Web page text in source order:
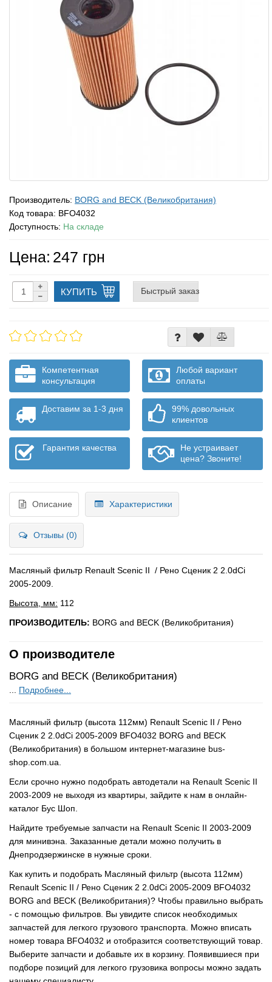
Производитель: BORG and BECK (Великобритания)
Код товара: BFO4032
Доступность: На складе
Цена: 247 грн
КУПИТЬ Быстрый заказ
Компетентная
консультация
Любой вариант
оплаты
Доставим за 1-3 дня
99% довольных
клиентов
Гарантия качества
Не устраивает
цена? Звоните!
Описание Характеристики
Отзывы (0)
Масляный фильтр Renault Scenic II / Рено Сценик 2 2.0dCi
2005-2009.
Высота, мм: 112
ПРОИЗВОДИТЕЛЬ: BORG and BECK (Великобритания)
О производителе
BORG and BECK (Великобритания)
Подробнее...
Масляный фильтр (высота 112мм) Renault Scenic II / Рено
Сценик 2 2.0dCi 2005-2009 BFO4032 BORG and BECK
(Великобритания) в большом интернет-магазине bus-
shop.com.ua.
Если срочно нужно подобрать автодетали на Renault Scenic II
2003-2009 не выходя из квартиры, зайдите к нам в онлайн-
каталог Бус Шоп.
Найдите требуемые запчасти на Renault Scenic II 2003-2009
для минивэна. Заказанные детали можно получить в
Днепродзержинске в нужные сроки.
Как купить и подобрать Масляный фильтр (высота 112мм)
Renault Scenic II / Рено Сценик 2 2.0dCi 2005-2009 BFO4032
BORG and BECK (Великобритания)? Чтобы правильно выбрать
- с помощью фильтров. Вы увидите список необходимых
запчастей для легкого грузового транспорта. Можно вписать
номер товара BFO4032 и отобразится соответствующий товар.
Выберите запчасти и добавьте их в корзину. Появившиеся при
подборе позиций для легкого грузовика вопросы можно задать